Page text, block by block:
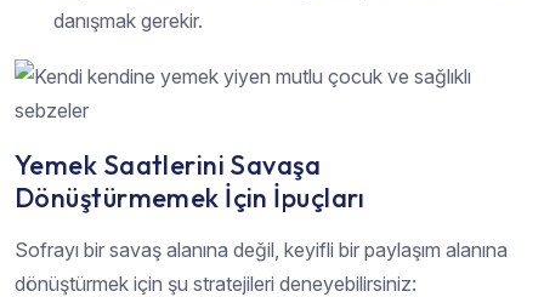
danışmak gerekir.
Yemek Saatlerini Savaşa
Dönüştürmemek İçin İpuçları
Sofrayı bir savaş alanına değil, keyifli bir paylaşım alanına
dönüştürmek için şu stratejileri deneyebilirsiniz: